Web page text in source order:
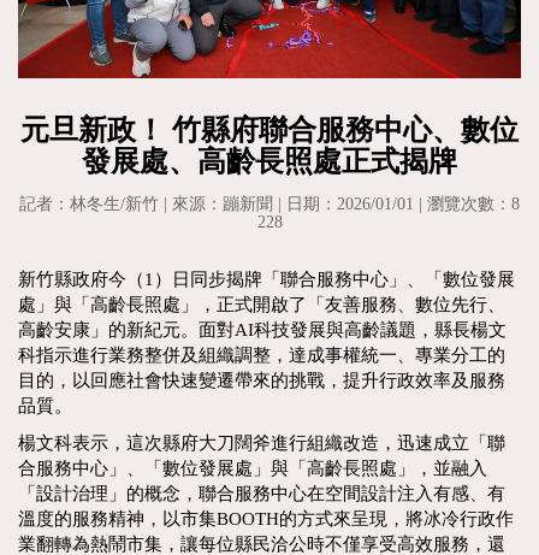
元旦新政！ 竹縣府聯合服務中心、數位
發展處、高齡長照處正式揭牌
記者：林冬生/新竹 | 來源：蹦新聞 | 日期：2026/01/01 | 瀏覽次數：8
228
新竹縣政府今（1）日同步揭牌「聯合服務中心」、「數位發展
處」與「高齡長照處」，正式開啟了「友善服務、數位先行、
高齡安康」的新紀元。面對AI科技發展與高齡議題，縣長楊文
科指示進行業務整併及組織調整，達成事權統一、專業分工的
目的，以回應社會快速變遷帶來的挑戰，提升行政效率及服務
品質。
楊文科表示，這次縣府大刀闊斧進行組織改造，迅速成立「聯
合服務中心」、「數位發展處」與「高齡長照處」，並融入
「設計治理」的概念，聯合服務中心在空間設計注入有感、有
溫度的服務精神，以市集BOOTH的方式來呈現，將冰冷行政作
業翻轉為熱鬧市集，讓每位縣民洽公時不僅享受高效服務，還